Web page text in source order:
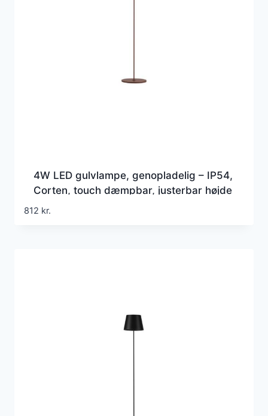
4W LED gulvlampe, genopladelig – IP54,
Corten, touch dæmpbar, justerbar højde
50-130cm, USB-opladning
812 kr.